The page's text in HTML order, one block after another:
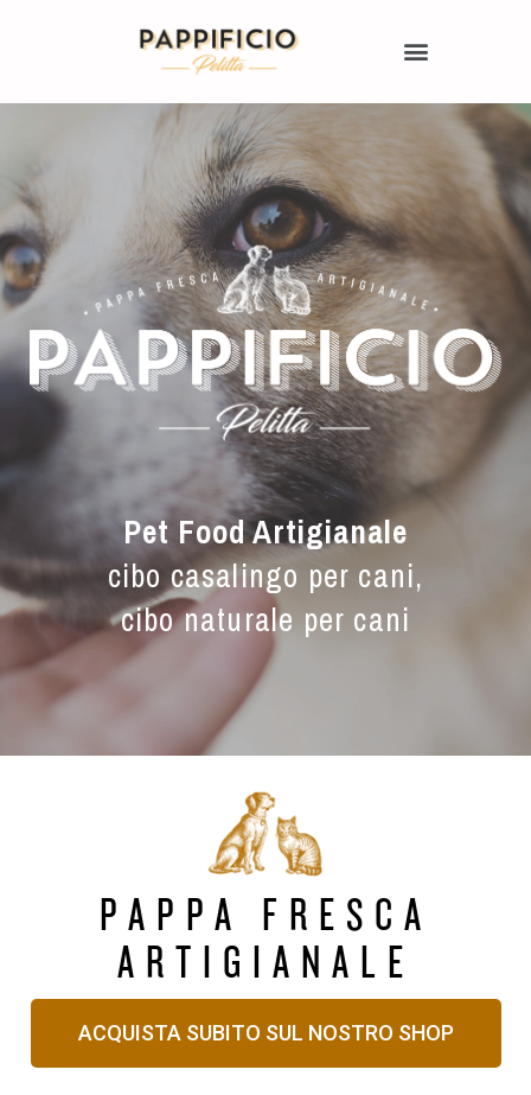
Pet Food Artigianale
cibo casalingo per cani,
cibo naturale per cani
PAPPA FRESCA
ARTIGIANALE
ACQUISTA SUBITO SUL NOSTRO SHOP